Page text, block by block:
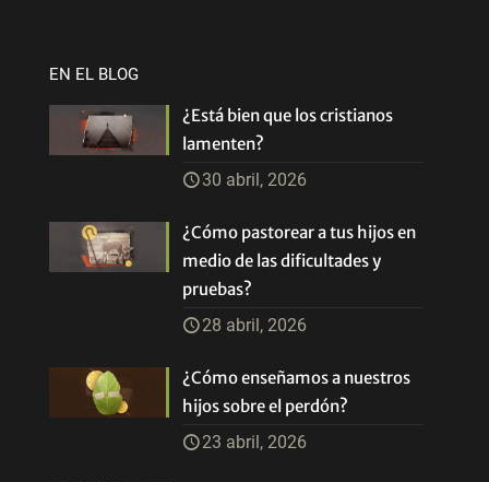
EN EL BLOG
¿Está bien que los cristianos
lamenten?
30 abril, 2026
¿Cómo pastorear a tus hijos en
medio de las dificultades y
pruebas?
28 abril, 2026
¿Cómo enseñamos a nuestros
hijos sobre el perdón?
23 abril, 2026